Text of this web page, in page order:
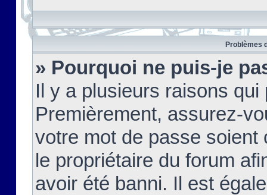
Problèmes
» Pourquoi ne puis-je
Il y a plusieurs raisons
Premièrement, assurez-
votre mot de passe soient
le propriétaire du forum
avoir été banni. Il est